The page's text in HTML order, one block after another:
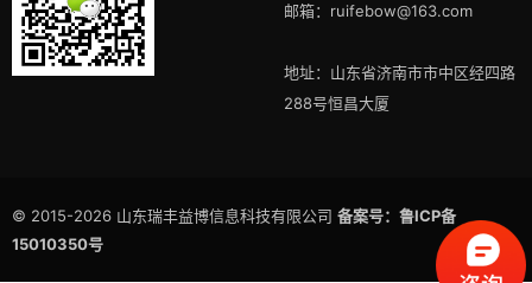
邮箱：ruifebow@163.com
地址：山东省济南市市中区经四路
288号恒昌大厦
© 2015-2026 山东瑞丰益博信息科技有限公司 备案号：鲁ICP备
15010350号